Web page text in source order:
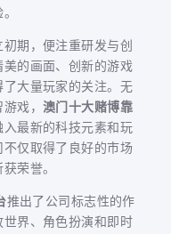
初期，便注重研发与创
的画面、创新的游戏
大量玩家的关注。无
戏， 澳门十大赌博靠
最新的科技元素和玩
仅取得了良好的市场
荣誉。
推出了公司标志性的作
界、角色扮演和即时